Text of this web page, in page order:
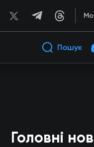
Пошук
Головні